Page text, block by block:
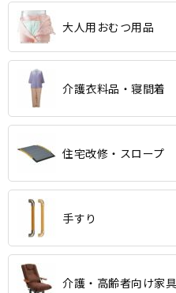
大人用おむつ用品
介護衣料品・寝間着
住宅改修・スロープ
手すり
介護・高齢者向け家具